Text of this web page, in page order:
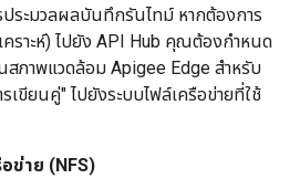
ระมวลผลบันทึกรันไทม์ หากต้องการ
ราะห์) ไปยัง API Hub คุณต้องกำหนด
สภาพแวดล้อม Apigee Edge สำหรับ
เขียนคู่" ไปยังระบบไฟล์เครือข่ายที่ใช้
ข่าย (NFS)